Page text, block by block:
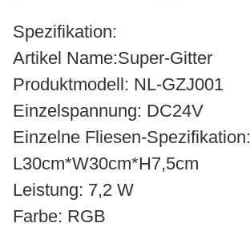
Spezifikation:
Artikel Name:Super-Gitter
Produktmodell: NL-GZJ001
Einzelspannung: DC24V
Einzelne Fliesen-Spezifikation:
L30cm*W30cm*H7,5cm
Leistung: 7,2 W
Farbe: RGB